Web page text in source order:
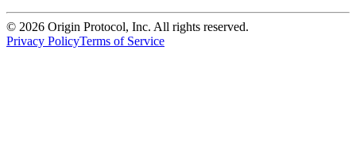
© 2026 Origin Protocol, Inc. All rights reserved.
Privacy PolicyTerms of Service